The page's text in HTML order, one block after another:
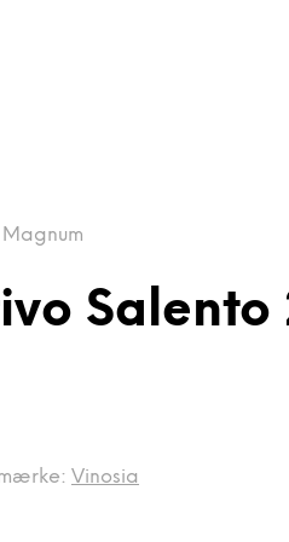
Salento
Vinosia